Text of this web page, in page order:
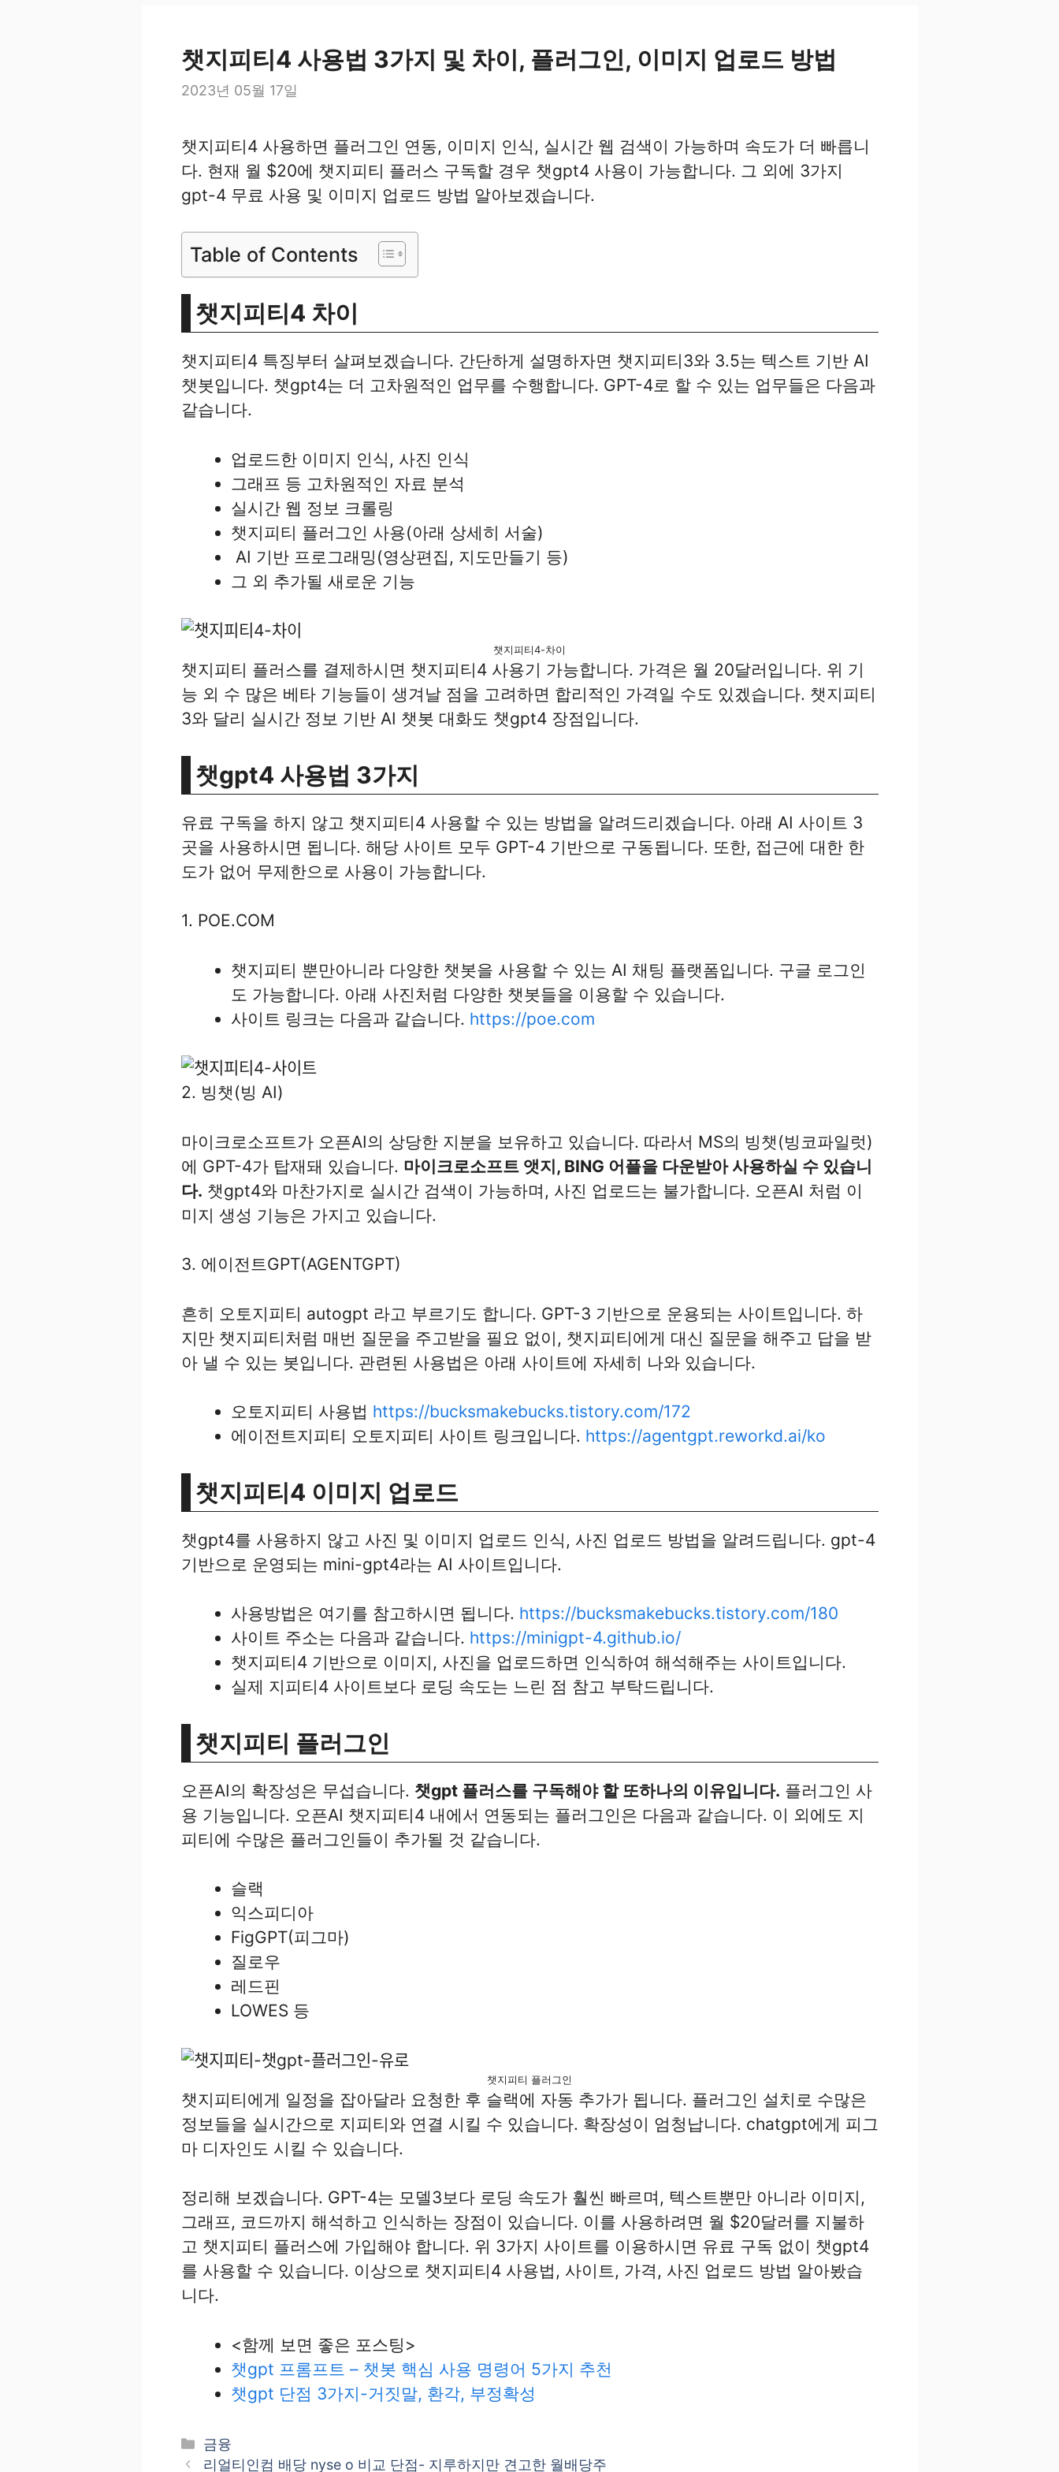
챗지피티4 사용법 3가지 및 차이, 플러그인, 이미지 업로드 방법
2023년 05월 17일
챗지피티4 사용하면 플러그인 연동, 이미지 인식, 실시간 웹 검색이 가능하며 속도가 더 빠릅니
다. 현재 월 $20에 챗지피티 플러스 구독할 경우 챗gpt4 사용이 가능합니다. 그 외에 3가지
gpt-4 무료 사용 및 이미지 업로드 방법 알아보겠습니다.
Table of Contents
챗지피티4 차이
챗지피티4 특징부터 살펴보겠습니다. 간단하게 설명하자면 챗지피티3와 3.5는 텍스트 기반 AI
챗봇입니다. 챗gpt4는 더 고차원적인 업무를 수행합니다. GPT-4로 할 수 있는 업무들은 다음과
같습니다.
업로드한 이미지 인식, 사진 인식
그래프 등 고차원적인 자료 분석
실시간 웹 정보 크롤링
챗지피티 플러그인 사용(아래 상세히 서술)
AI 기반 프로그래밍(영상편집, 지도만들기 등)
그 외 추가될 새로운 기능
챗지피티4-차이
챗지피티 플러스를 결제하시면 챗지피티4 사용기 가능합니다. 가격은 월 20달러입니다. 위 기
능 외 수 많은 베타 기능들이 생겨날 점을 고려하면 합리적인 가격일 수도 있겠습니다. 챗지피티
3와 달리 실시간 정보 기반 AI 챗봇 대화도 챗gpt4 장점입니다.
챗gpt4 사용법 3가지
유료 구독을 하지 않고 챗지피티4 사용할 수 있는 방법을 알려드리겠습니다. 아래 AI 사이트 3
곳을 사용하시면 됩니다. 해당 사이트 모두 GPT-4 기반으로 구동됩니다. 또한, 접근에 대한 한
도가 없어 무제한으로 사용이 가능합니다.
1. POE.COM
챗지피티 뿐만아니라 다양한 챗봇을 사용할 수 있는 AI 채팅 플랫폼입니다. 구글 로그인
도 가능합니다. 아래 사진처럼 다양한 챗봇들을 이용할 수 있습니다.
사이트 링크는 다음과 같습니다. https://poe.com
2. 빙챗(빙 AI)
마이크로소프트가 오픈AI의 상당한 지분을 보유하고 있습니다. 따라서 MS의 빙챗(빙코파일럿)
에 GPT-4가 탑재돼 있습니다. 마이크로소프트 앳지, BING 어플을 다운받아 사용하실 수 있습니
다. 챗gpt4와 마찬가지로 실시간 검색이 가능하며, 사진 업로드는 불가합니다. 오픈AI 처럼 이
미지 생성 기능은 가지고 있습니다.
3. 에이전트GPT(AGENTGPT)
흔히 오토지피티 autogpt 라고 부르기도 합니다. GPT-3 기반으로 운용되는 사이트입니다. 하
지만 챗지피티처럼 매번 질문을 주고받을 필요 없이, 챗지피티에게 대신 질문을 해주고 답을 받
아 낼 수 있는 봇입니다. 관련된 사용법은 아래 사이트에 자세히 나와 있습니다.
오토지피티 사용법 https://bucksmakebucks.tistory.com/172
에이전트지피티 오토지피티 사이트 링크입니다. https://agentgpt.reworkd.ai/ko
챗지피티4 이미지 업로드
챗gpt4를 사용하지 않고 사진 및 이미지 업로드 인식, 사진 업로드 방법을 알려드립니다. gpt-4
기반으로 운영되는 mini-gpt4라는 AI 사이트입니다.
사용방법은 여기를 참고하시면 됩니다. https://bucksmakebucks.tistory.com/180
사이트 주소는 다음과 같습니다. https://minigpt-4.github.io/
챗지피티4 기반으로 이미지, 사진을 업로드하면 인식하여 해석해주는 사이트입니다.
실제 지피티4 사이트보다 로딩 속도는 느린 점 참고 부탁드립니다.
챗지피티 플러그인
오픈AI의 확장성은 무섭습니다. 챗gpt 플러스를 구독해야 할 또하나의 이유입니다. 플러그인 사
용 기능입니다. 오픈AI 챗지피티4 내에서 연동되는 플러그인은 다음과 같습니다. 이 외에도 지
피티에 수많은 플러그인들이 추가될 것 같습니다.
슬랙
익스피디아
FigGPT(피그마)
질로우
레드핀
LOWES 등
챗지피티 플러그인
챗지피티에게 일정을 잡아달라 요청한 후 슬랙에 자동 추가가 됩니다. 플러그인 설치로 수많은
정보들을 실시간으로 지피티와 연결 시킬 수 있습니다. 확장성이 엄청납니다. chatgpt에게 피그
마 디자인도 시킬 수 있습니다.
정리해 보겠습니다. GPT-4는 모델3보다 로딩 속도가 훨씬 빠르며, 텍스트뿐만 아니라 이미지,
그래프, 코드까지 해석하고 인식하는 장점이 있습니다. 이를 사용하려면 월 $20달러를 지불하
고 챗지피티 플러스에 가입해야 합니다. 위 3가지 사이트를 이용하시면 유료 구독 없이 챗gpt4
를 사용할 수 있습니다. 이상으로 챗지피티4 사용법, 사이트, 가격, 사진 업로드 방법 알아봤습
니다.
<함께 보면 좋은 포스팅>
챗gpt 프롬프트 – 챗봇 핵심 사용 명령어 5가지 추천
챗gpt 단점 3가지-거짓말, 환각, 부정확성
카
테
금융
리얼티인컴 배당 nyse o 비교 단점- 지루하지만 견고한 월배당주